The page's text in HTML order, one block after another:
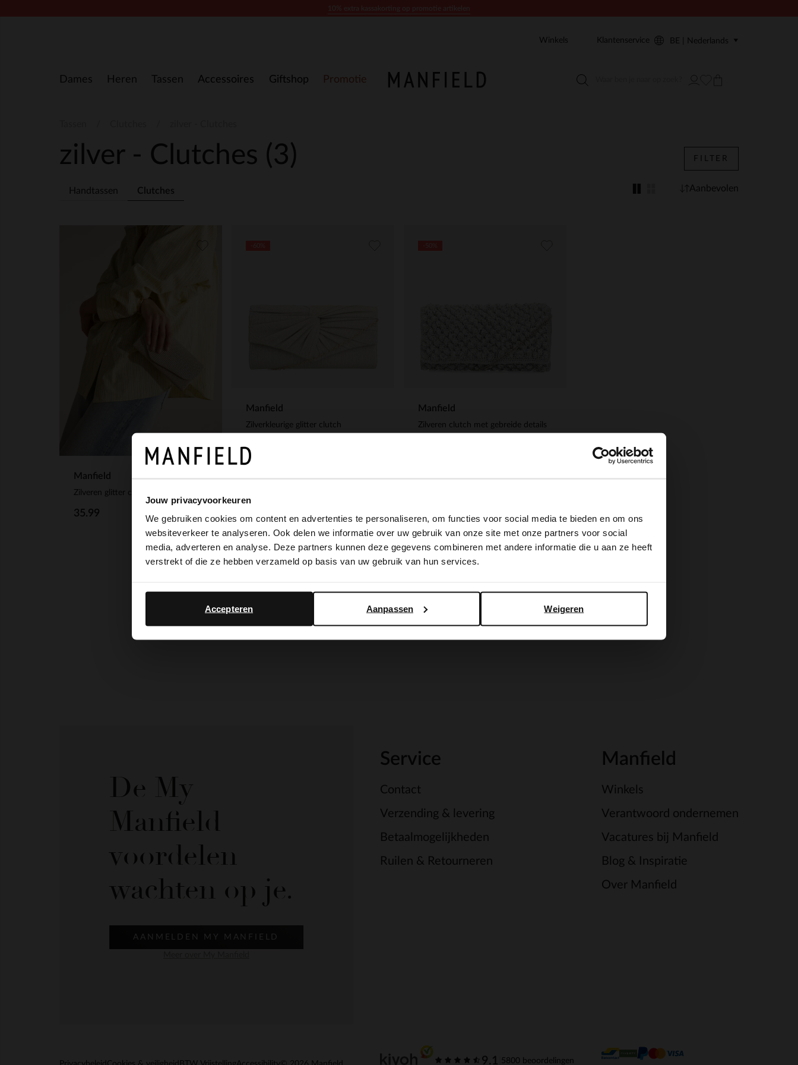
Jouw privacyvoorkeuren
We gebruiken cookies om content en advertenties te personaliseren, om functies voor social media te bieden en om ons
websiteverkeer te analyseren. Ook delen we informatie over uw gebruik van onze site met onze partners voor social
media, adverteren en analyse. Deze partners kunnen deze gegevens combineren met andere informatie die u aan ze heeft
verstrekt of die ze hebben verzameld op basis van uw gebruik van hun services.
Weigeren
Aanpassen
Accepteren
Dames Heren Tassen Accessoires Giftshop Promotie
Winkels Klantenservice BE | Nederlands
zilver - Clutches (3)
Handtassen Clutches
FILTER
Aanbevolen
Manfield
Zilveren glitter clutch
35.99
Manfield
Zilverkleurige glitter clutch
14.40
Manfield
Zilveren clutch met gebreide details
De My
Manfield
voordelen
wachten op je.
AANMELDEN MY MANFIELD
Service
Contact
Verzending & levering
Betaalmogelijkheden
Ruilen & Retourneren
Manfield
Winkels
Verantwoord ondernemen
Vacatures bij Manfield
Blog & Inspiratie
Over Manfield
9.1 5800 beoordelingen
×
It looks like your language isn't Dutch. Would you like to